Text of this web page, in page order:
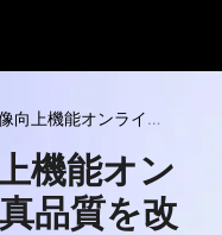
向上機能オンライ
機能オン
品質を改